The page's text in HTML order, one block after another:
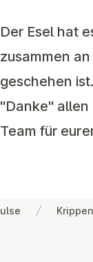
Der Esel hat
zusammen
geschehen
"Danke"
Team für